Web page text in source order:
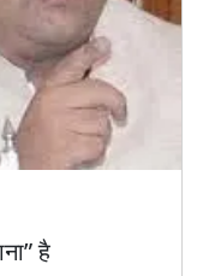
है